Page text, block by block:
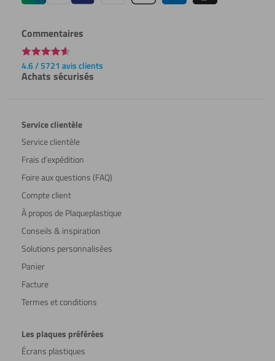
Commentaires
4.6 / 5721 avis clients
Achats sécurisés
Service clientèle
Service clientèle
Frais d’expédition
Foire aux questions (FAQ)
Compte client
À propos de Plaqueplastique
Conseils & inspiration
Solutions personnalisées
Panier
Facture
Termes et conditions
Les plaques préférées
Écrans plastiques